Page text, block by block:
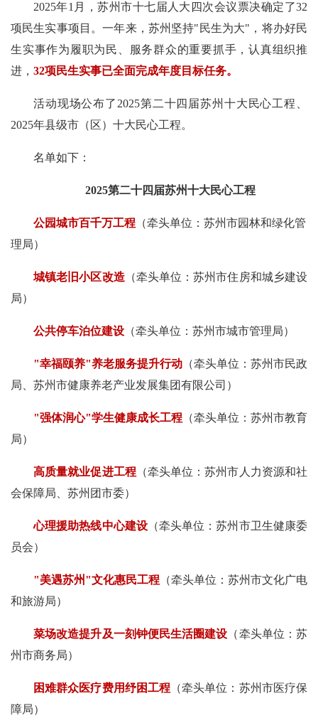
2025年1月，苏州市十七届人大四次会议票决确定了32
项民生实事项目。一年来，苏州坚持"民生为大"，将办好民
生实事作为履职为民、服务群众的重要抓手，认真组织推
进， 32项民生实事已全面完成年度目标任务。
活动现场公布了2025第二十四届苏州十大民心工程、
2025年县级市（区）十大民心工程。
名单如下：
2025第二十四届苏州十大民心工程
公园城市百千万工程 （牵头单位：苏州市园林和绿化管
理局）
城镇老旧小区改造（牵头单位：苏州市住房和城乡建设
局）
公共停车泊位建设 （牵头单位：苏州市城市管理局）
"幸福颐养"养老服务提升行动 （牵头单位：苏州市民政
局、苏州市健康养老产业发展集团有限公司）
"强体润心"学生健康成长工程 （牵头单位：苏州市教育
局）
高质量就业促进工程（牵头单位：苏州市人力资源和社
会保障局、苏州团市委）
心理援助热线中心建设（牵头单位：苏州市卫生健康委
员会）
"美遇苏州"文化惠民工程 （牵头单位：苏州市文化广电
和旅游局）
菜场改造提升及一刻钟便民生活圈建设 （牵头单位：苏
州市商务局）
困难群众医疗费用纾困工程 （牵头单位：苏州市医疗保
障局）